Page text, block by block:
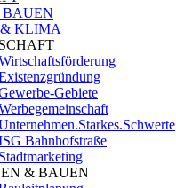
KLIMA
Gebiete
Bahnhofstraße
Stadtmarketing
& BAUEN